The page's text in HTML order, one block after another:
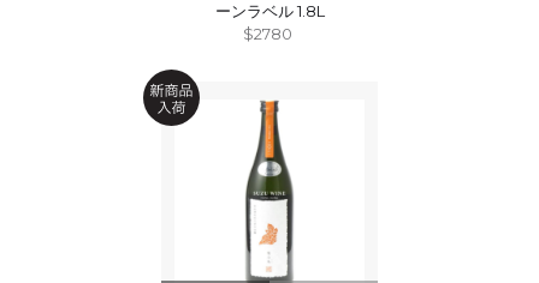
ーンラベル 1.8L
$2780